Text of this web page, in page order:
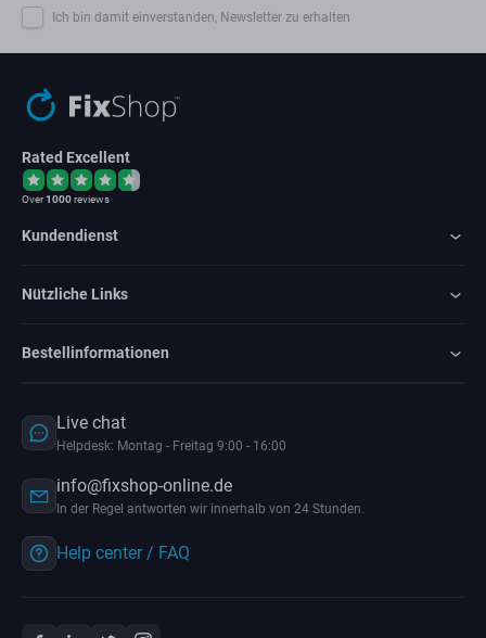
Ich bin damit einverstanden, Newsletter zu erhalten
Rated Excellent
Over1000reviews
Kundendienst
Nützliche Links
Bestellinformationen
Live chat
Helpdesk: Montag - Freitag 9:00 - 16:00
info@fixshop-online.de
In der Regel antworten wir innerhalb von 24 Stunden.
Help center / FAQ